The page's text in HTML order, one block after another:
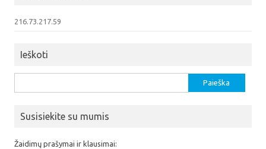
216.73.217.59
Ieškoti
Susisiekite su mumis
Žaidimų prašymai ir klausimai: